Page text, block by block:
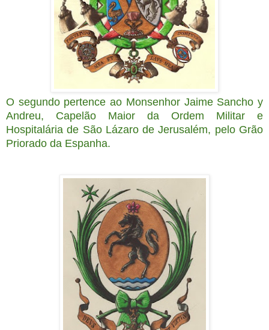
O segundo pertence ao Monsenhor Jaime Sancho y
Andreu, Capelão Maior da Ordem Militar e
Hospitalária de São Lázaro de Jerusalém, pelo Grão
Priorado da Espanha.